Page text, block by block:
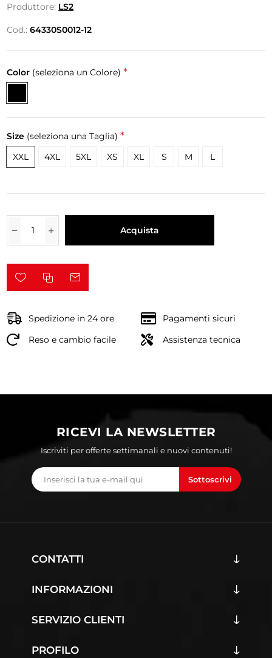
Produttore: LS2
Cod.: 64330S0012-12
Color (seleziona un Colore) *
Size (seleziona una Taglia) *
XXL 4XL 5XL XS XL S M L
Acquista
Spedizione in 24 ore
Pagamenti sicuri
Reso e cambio facile
Assistenza tecnica
RICEVI LA NEWSLETTER
Iscriviti per offerte settimanali e nuovi contenuti!
Sottoscrivi
CONTATTI
INFORMAZIONI
SERVIZIO CLIENTI
PROFILO